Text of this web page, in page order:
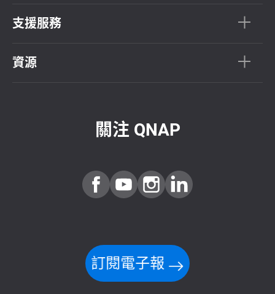
支援服務
資源
關注 QNAP
訂閱電子報